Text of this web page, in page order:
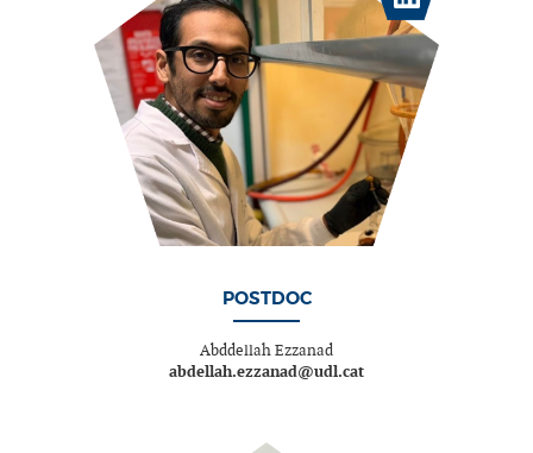
POSTDOC
Abddellah Ezzanad
abdellah.ezzanad@udl.cat